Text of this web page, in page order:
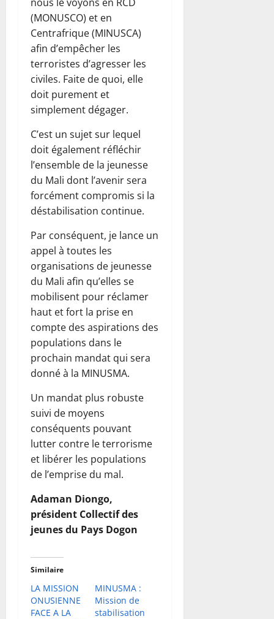
(MONUSCO) et en
Centrafrique (MINUSCA)
afin d’empêcher les
terroristes d’agresser les
civiles. Faite de quoi, elle
doit purement et
simplement dégager.
C’est un sujet sur lequel
doit également réfléchir
l’ensemble de la jeunesse
du Mali dont l’avenir sera
forcément compromis si la
déstabilisation continue.
Par conséquent, je lance un
appel à toutes les
organisations de jeunesse
du Mali afin qu’elles se
mobilisent pour réclamer
haut et fort la prise en
compte des aspirations des
populations dans le
prochain mandat qui sera
donné à la MINUSMA.
Un mandat plus robuste
suivi de moyens
conséquents pouvant
lutter contre le terrorisme
et libérer les populations
de l’emprise du mal.
Adaman Diongo,
président Collectif des
jeunes du Pays Dogon
Similaire
LA MISSION
ONUSIENNE
FACE A LA
MINUSMA :
Mission de
stabilisation